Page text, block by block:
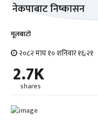
मूलबाटाे
२०८२ माघ १० शनिवार १६:२१
2.7K
shares